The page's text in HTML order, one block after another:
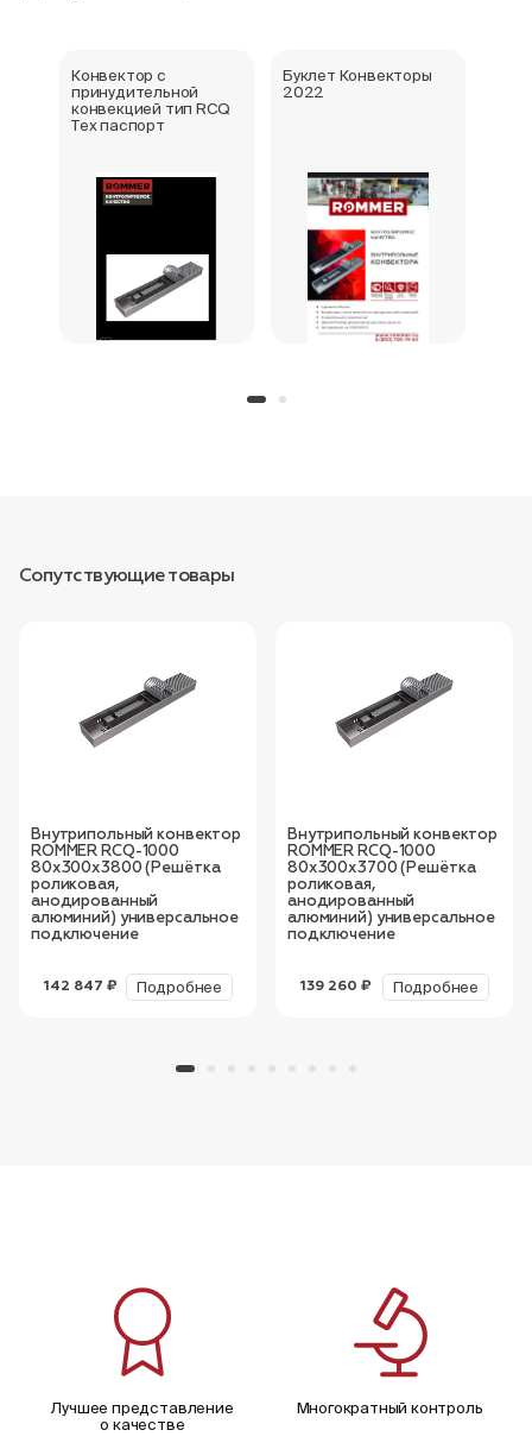
Конвектор с
принудительной
конвекцией тип RCQ
Тех паспорт
Буклет Конвекторы
2022
Сопутствующие товары
Внутрипольный конвектор
ROMMER RCQ-1000
80х300х3800 (Решётка
роликовая,
анодированный
алюминий) универсальное
подключение
142 847 ₽ Подробнее
Внутрипольный конвектор
ROMMER RCQ-1000
80х300х3700 (Решётка
роликовая,
анодированный
алюминий) универсальное
подключение
139 260 ₽ Подробнее
Лучшее представление
о качестве
Многократный контроль